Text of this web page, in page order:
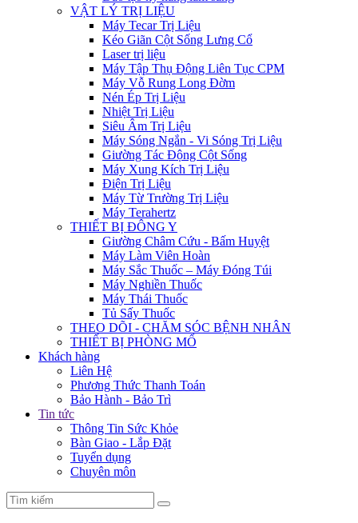
VẬT LÝ TRỊ LIỆU
Máy Tecar Trị Liệu
Kéo Giãn Cột Sống Lưng Cổ
Laser trị liệu
Máy Tập Thụ Động Liên Tục CPM
Máy Vỗ Rung Long Đờm
Nén Ép Trị Liệu
Nhiệt Trị Liệu
Siêu Âm Trị Liệu
Máy Sóng Ngắn - Vi Sóng Trị Liệu
Giường Tác Động Cột Sống
Máy Xung Kích Trị Liệu
Điện Trị Liệu
Máy Từ Trường Trị Liệu
Máy Terahertz
THIẾT BỊ ĐÔNG Y
Giường Châm Cứu - Bấm Huyệt
Máy Làm Viên Hoàn
Máy Sắc Thuốc – Máy Đóng Túi
Máy Nghiền Thuốc
Máy Thái Thuốc
Tủ Sấy Thuốc
THEO DÕI - CHĂM SÓC BỆNH NHÂN
THIẾT BỊ PHÒNG MỔ
Khách hàng
Liên Hệ
Phương Thức Thanh Toán
Bảo Hành - Bảo Trì
Tin tức
Thông Tin Sức Khỏe
Bàn Giao - Lắp Đặt
Tuyển dụng
Chuyên môn